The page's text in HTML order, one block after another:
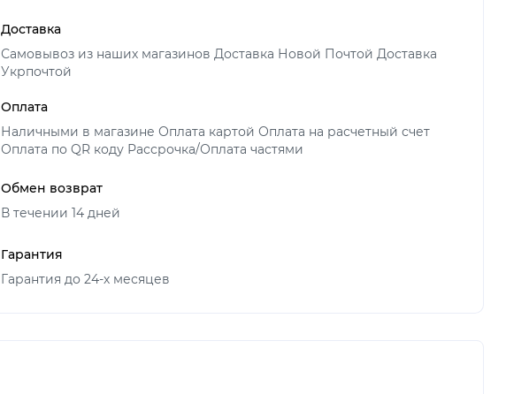
Доставка
Самовывоз из наших магазинов Доставка Новой Почтой Доставка
Укрпочтой
Оплата
Наличными в магазине Оплата картой Оплата на расчетный счет
Оплата по QR коду Рассрочка/Оплата частями
Обмен возврат
В течении 14 дней
Гарантия
Гарантия до 24-х месяцев